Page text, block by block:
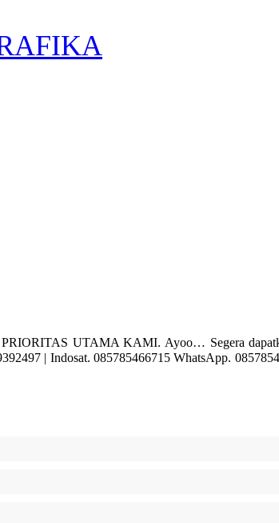
UTAMA KAMI. Ayoo… Segera
| Indosat. 085785466715 WhatsApp.